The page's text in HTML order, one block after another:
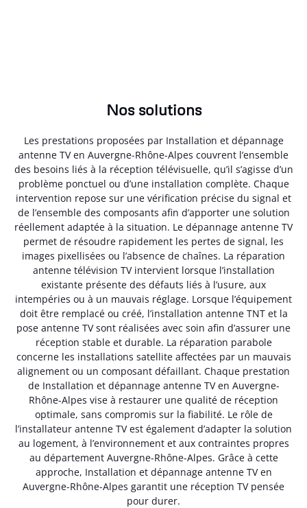
Nos solutions
Les prestations proposées par Installation et dépannage
antenne TV en Auvergne-Rhône-Alpes couvrent l’ensemble
des besoins liés à la réception télévisuelle, qu’il s’agisse d’un
problème ponctuel ou d’une installation complète. Chaque
intervention repose sur une vérification précise du signal et
de l’ensemble des composants afin d’apporter une solution
réellement adaptée à la situation. Le dépannage antenne TV
permet de résoudre rapidement les pertes de signal, les
images pixellisées ou l’absence de chaînes. La réparation
antenne télévision TV intervient lorsque l’installation
existante présente des défauts liés à l’usure, aux
intempéries ou à un mauvais réglage. Lorsque l’équipement
doit être remplacé ou créé, l’installation antenne TNT et la
pose antenne TV sont réalisées avec soin afin d’assurer une
réception stable et durable. La réparation parabole
concerne les installations satellite affectées par un mauvais
alignement ou un composant défaillant. Chaque prestation
de Installation et dépannage antenne TV en Auvergne-
Rhône-Alpes vise à restaurer une qualité de réception
optimale, sans compromis sur la fiabilité. Le rôle de
l’installateur antenne TV est également d’adapter la solution
au logement, à l’environnement et aux contraintes propres
au département Auvergne-Rhône-Alpes. Grâce à cette
approche, Installation et dépannage antenne TV en
Auvergne-Rhône-Alpes garantit une réception TV pensée
pour durer.